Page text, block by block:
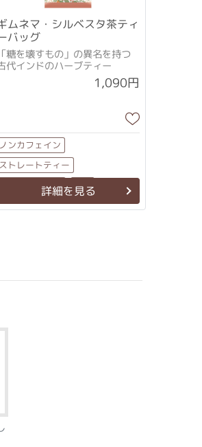
ムネマ・シルベスタ茶ティ
バッグ
「糖を壊すもの」の異名を持つ
代インドのハーブティー
1,090円
ノンカフェイン
ストレートティー
ティーバッグ 大袋
詳細を見る